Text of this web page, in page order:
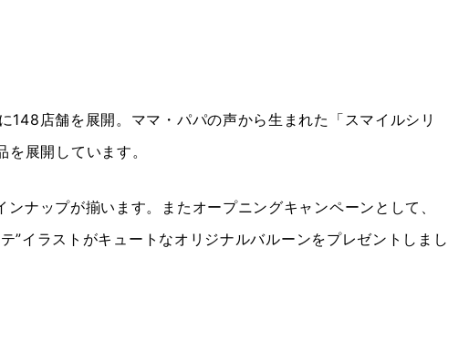
店舗を展開。ママ・パパの声から生まれた「スマイルシリ
展開しています。
ナップが揃います。またオープニングキャンペーンとして、
イラストがキュートなオリジナルバルーンをプレゼントしまし